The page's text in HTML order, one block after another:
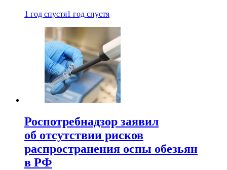
1 год спустя1 год спустя
Роспотребнадзор заявил
об отсутствии рисков
распространения оспы обезьян
в РФ